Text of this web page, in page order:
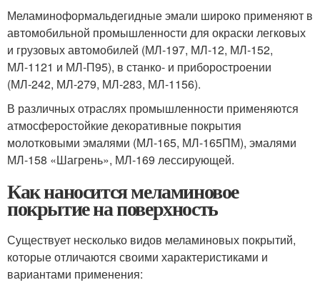
Меламиноформальдегидные эмали широко применяют в
автомобильной про­мышленности для окраски легковых
и грузовых автомобилей (МЛ-197, МЛ-12, МЛ-152,
МЛ-1121 и МЛ-П95), в станко- и приборостроении
(МЛ-242, МЛ-279, МЛ-283, МЛ-1156).
В различных отраслях промышленности приме­няются
атмосферостойкие декоративные покрытия
молотковыми эмалями (МЛ-165, МЛ-165ПМ), эмалями
МЛ-158 «Шагрень», МЛ-169 лессирующей.
Как наносится меламиновое
покрытие на поверхность
Существует несколько видов меламиновых покрытий,
которые отличаются своими характеристиками и
вариантами применения: